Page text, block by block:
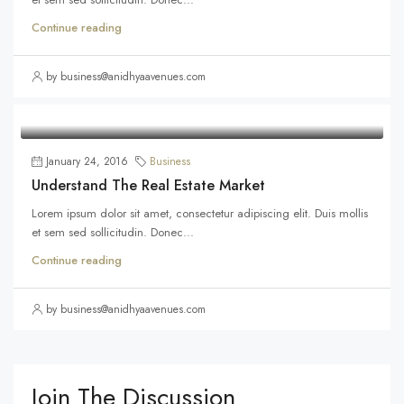
Continue reading
by business@anidhyaavenues.com
January 24, 2016 Business
Understand The Real Estate Market
Lorem ipsum dolor sit amet, consectetur adipiscing elit. Duis mollis
et sem sed sollicitudin. Donec...
Continue reading
by business@anidhyaavenues.com